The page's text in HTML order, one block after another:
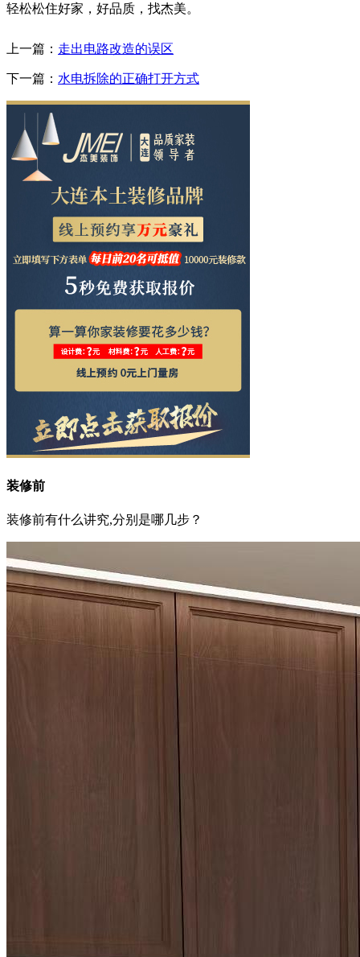
轻松松住好家，好品质，找杰美。
上一篇： 走出电路改造的误区
下一篇： 水电拆除的正确打开方式
装修前
装修前有什么讲究,分别是哪几步？